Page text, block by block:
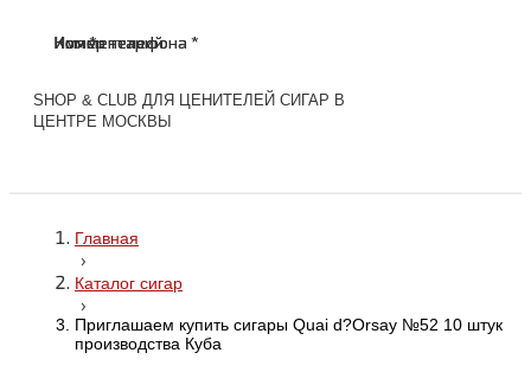
SHOP & CLUB ДЛЯ ЦЕНИТЕЛЕЙ СИГАР В
ЦЕНТРЕ МОСКВЫ
Главная
›
Каталог сигар
›
Приглашаем купить сигары Quai d?Orsay №52 10 штук
производства Куба
Имя *
Номер телефона *
Комментарий
Имя *
Номер телефона *
Комментарий